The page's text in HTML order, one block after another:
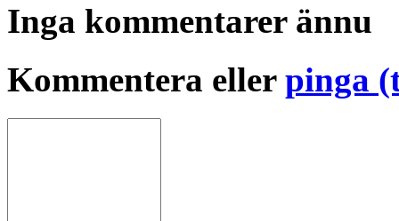
Inga kommentarer ännu
Kommentera eller pinga